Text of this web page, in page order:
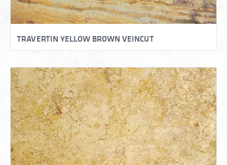
TRAVERTIN YELLOW BROWN VEINCUT